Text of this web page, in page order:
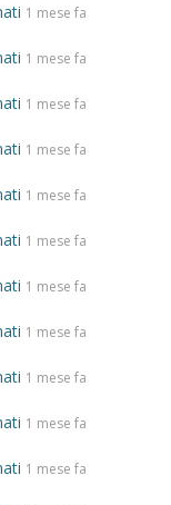
1 mese fa
1 mese fa
1 mese fa
1 mese fa
1 mese fa
1 mese fa
1 mese fa
1 mese fa
1 mese fa
1 mese fa
1 mese fa